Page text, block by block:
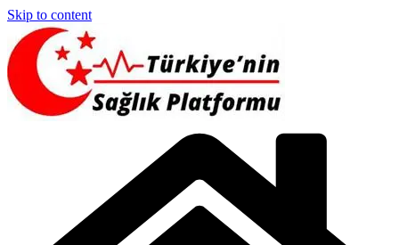
Skip to content